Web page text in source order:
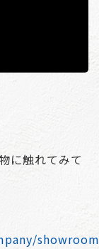
に触れてみて